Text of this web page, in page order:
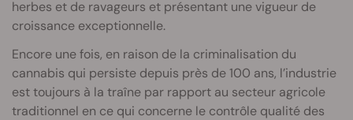
herbes et de ravageurs et présentant une vigueur de
croissance exceptionnelle.
Encore une fois, en raison de la criminalisation du
cannabis qui persiste depuis près de 100 ans, l’industrie
est toujours à la traîne par rapport au secteur agricole
traditionnel en ce qui concerne le contrôle qualité des